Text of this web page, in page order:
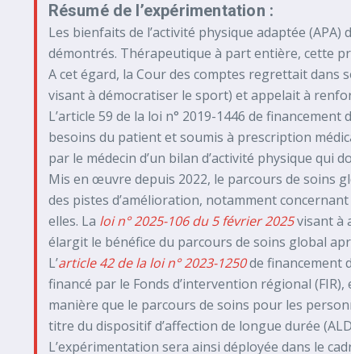
Résumé de l’expérimentation :
Les bienfaits de l’activité physique adaptée
démontrés. Thérapeutique à part entière, cette
A cet égard, la Cour des comptes regrettait dans
visant à démocratiser le sport) et appelait à
L’article 59 de la loi n° 2019-1446 de
besoins du patient et soumis à prescription
par le médecin d’un bilan d’activité physique qui
Mis en œuvre depuis 2022, le parcours de soins
des pistes d’amélioration, notamment concernant
elles. La loi n° 2025-106 du 5 février 2025visant à
élargit le bénéfice du parcours de soins global
L’article 42 de la loi n° 2023-1250de financement
financé par le Fonds d’intervention régional
manière que le parcours de soins pour les
titre du dispositif d’affection de longue durée
L’expérimentation sera ainsi déployée dans le